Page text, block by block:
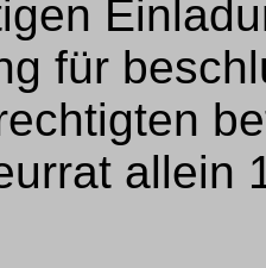
für
allein